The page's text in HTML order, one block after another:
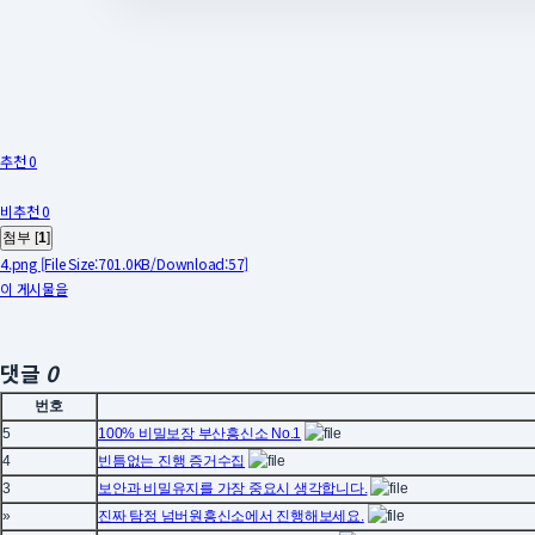
추천 0
비추천 0
첨부 [1]
4.png [File Size:701.0KB/Download:57]
이 게시물을
댓글 0
번호
5
100% 비밀보장 부산흥신소 No.1
4
빈틈없는 진행 증거수집
3
보안과 비밀유지를 가장 중요시 생각합니다.
»
진짜 탐정 넘버원흥신소에서 진행해보세요.